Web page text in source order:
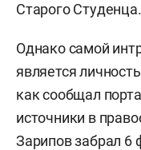
Старого Студенца.
Однако самой
является
как сообщал
источники в
Зарипов забрал 6